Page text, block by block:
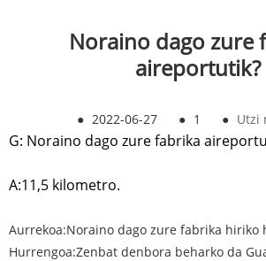
Noraino dago zure
aireportutik?
● 2022-06-27 ● 1 ● Utzi
G: Noraino dago zure fabrika
A:11,5 kilometro.
Aurrekoa:Noraino dago zure fabrika hiriko
Hurrengoa:Zenbat denbora beharko da